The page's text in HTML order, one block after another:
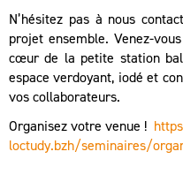
N’hésitez pas à nous
projet ensemble. Venez-
cœur de la petite station
espace verdoyant, iodé et
vos collaborateurs.
Organisez votre venue !
loctudy.bzh/seminaires/